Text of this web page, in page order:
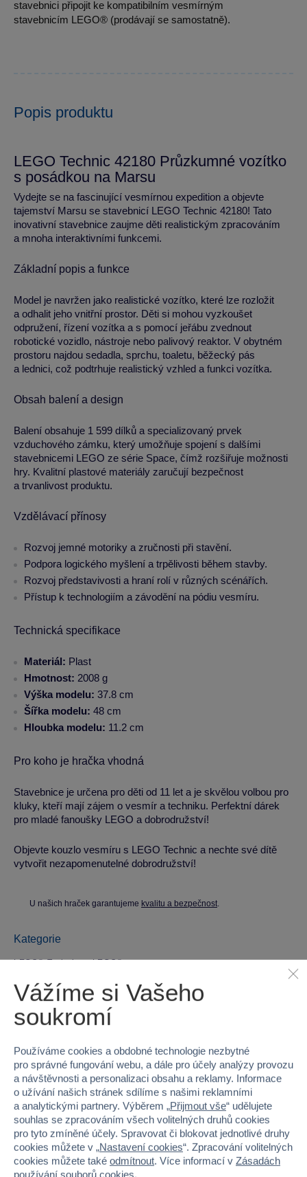
stavebnici připojit ke kompatibilním vesmírným
stavebnicím LEGO® (prodávají se samostatně).
Popis produktu
LEGO Technic 42180 Průzkumné vozítko
s posádkou na Marsu
Vydejte se na fascinující vesmírnou expedition a objevte
tajemství Marsu se stavebnicí LEGO Technic 42180! Tato
inovativní stavebnice zaujme děti realistickým zpracováním
a mnoha interaktivními funkcemi.
Základní popis a funkce
Model je navržen jako realistické vozítko, které lze rozložit
a odhalit jeho vnitřní prostor. Děti si mohou vyzkoušet
odpružení, řízení vozítka a s pomocí jeřábu zvednout
robotické vozidlo, nástroje nebo palivový reaktor. V obytném
prostoru najdou sedadla, sprchu, toaletu, běžecký pás
a lednici, což podtrhuje realistický vzhled a funkci vozítka.
Obsah balení a design
Balení obsahuje 1 599 dílků a specializovaný prvek
vzduchového zámku, který umožňuje spojení s dalšími
stavebnicemi LEGO ze série Space, čímž rozšiřuje možnosti
hry. Kvalitní plastové materiály zaručují bezpečnost
a trvanlivost produktu.
Vzdělávací přínosy
Rozvoj jemné motoriky a zručnosti při stavění.
Podpora logického myšlení a trpělivosti během stavby.
Rozvoj představivosti a hraní rolí v různých scénářích.
Přístup k technologiím a závodění na pódiu vesmíru.
Technická specifikace
Materiál: Plast
Hmotnost: 2008 g
Výška modelu: 37.8 cm
Šířka modelu: 48 cm
Hloubka modelu: 11.2 cm
Pro koho je hračka vhodná
Stavebnice je určena pro děti od 11 let a je skvělou volbou pro
kluky, kteří mají zájem o vesmír a techniku. Perfektní dárek
pro mladé fanoušky LEGO a dobrodružství!
Objevte kouzlo vesmíru s LEGO Technic a nechte své dítě
vytvořit nezapomenutelné dobrodružství!
U našich hraček garantujeme kvalitu a bezpečnost
Kategorie
LEGO® Technic LEGO®
Parametry produktu
Kód produktu 5122-42180
Značka LEGO®
Licence LEGO®
Řada LEGO® Technic
Vážíme si Vašeho
soukromí
Používáme cookies a obdobné technologie nezbytné
pro správné fungování webu, a dále pro účely analýzy provozu
a návštěvnosti a personalizaci obsahu a reklamy. Informace
o užívání našich stránek sdílíme s našimi reklamními
a analytickými partnery. Výběrem „Přijmout vše“ udělujete
souhlas se zpracováním všech volitelných druhů cookies
pro tyto zmíněné účely. Spravovat či blokovat jednotlivé druhy
cookies můžete v „Nastavení cookies“. Zpracování volitelných
cookies můžete také odmítnout. Více informací v Zásadách
používání souborů cookies.